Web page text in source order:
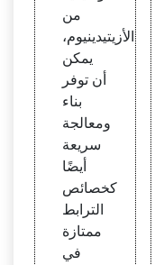
من
الأزيتيدينيوم،
يمكن
أن توفر
بناء
ومعالجة
سريعة
أيضًا
كخصائص
الترابط
ممتازة
في